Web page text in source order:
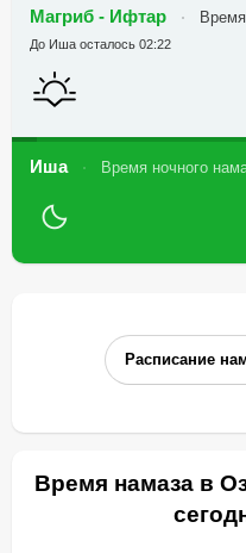
Магриб - Ифтар
До Иша осталось 02:22
Иша Время ночного
Расписание
Время намаза в